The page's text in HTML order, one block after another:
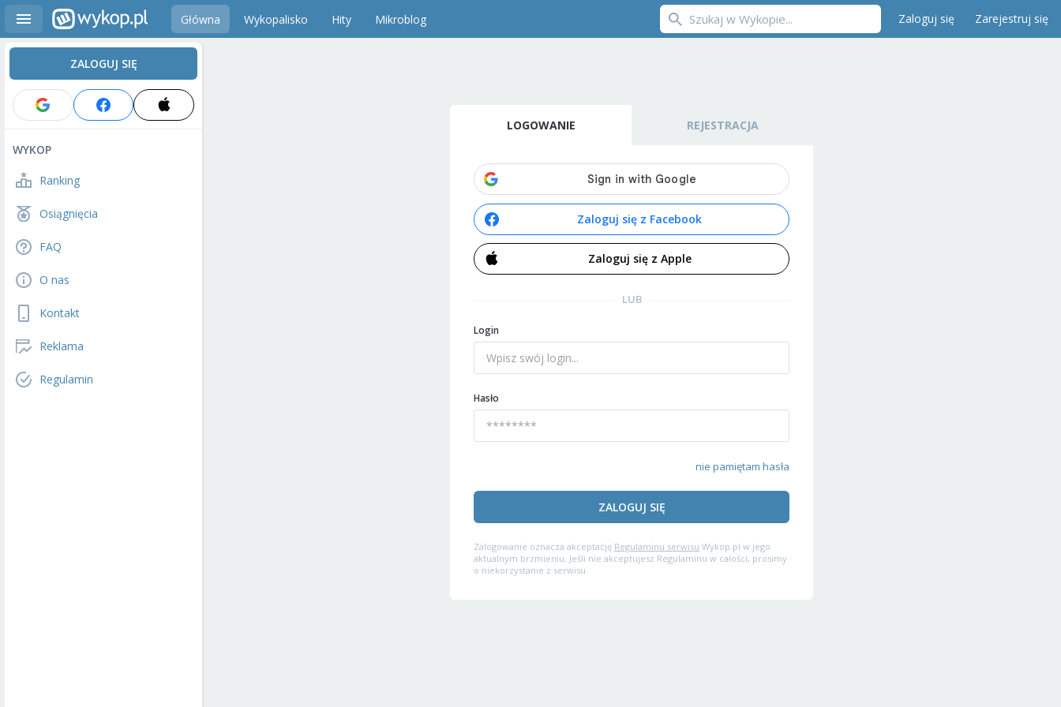
Główna Wykopalisko Hity Mikroblog Zaloguj się Zarejestruj się
ZALOGUJ SIĘ
WYKOP
Ranking
Osiągnięcia
FAQ
O nas
Kontakt
Reklama
Regulamin
LOGOWANIE REJESTRACJA
Zaloguj się z Facebook
Zaloguj się z Apple
LUB
Login
Hasło
nie pamiętam hasła
ZALOGUJ SIĘ
Zalogowanie oznacza akceptację Regulaminu serwisu Wykop.pl w jego
aktualnym brzmieniu. Jeśli nie akceptujesz Regulaminu w całości, prosimy
o niekorzystanie z serwisu.